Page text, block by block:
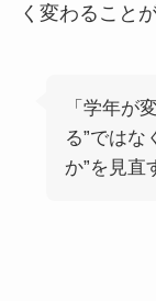
く変わること
「学年が
る”ではな
か”を見直